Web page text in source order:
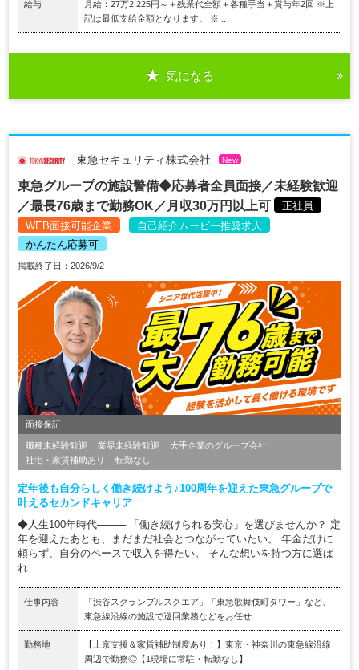
給与
月給：27万2,225円～＋残業代全額＋各種手当＋賞与年2回 ※上
記は最低支給金額となります。 ※...
気になる
東急セキュリティ株式会社 New
東急グループの施設警備◆応募者全員面接／未経験歓迎
／最長76歳まで勤務OK／月収30万円以上可
正社員
WEB面接可能企業
自己紹介ムービー推奨求人
かんたん応募可
掲載終了日：2026/9/2
面接保証
職種未経験歓迎 業界未経験歓迎
大手企業のグループ会社
社宅・家賃補助あり
転勤なし
定年後も自分らしく働き続けよう♪100周年を迎えた東急グループで
叶えるセカンドキャリア
◆人生100年時代──── 「働き続けられる安心」を選びませんか？ 定
年を迎えたあとも、まだまだ社会とつながっていたい。 年金だけに
頼らず、自分のペースで収入を得たい。 そんな想いを持つ方に選ば
れ...
仕事内容
「渋谷スクランブルスクエア」「東急歌舞伎町タワー」など、
東急線沿線の施設で巡回業務などをお任せ
勤務地
【上京支援＆家賃補助制度あり！】東京・神奈川の東急線沿線
周辺で勤務◎【1現場に常駐・転勤なし】